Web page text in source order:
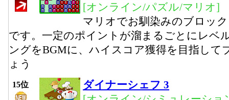
[オンライン/パズル/マリオ]
マリオでお馴染みのブロッ
です。一定のポイントが溜まるごとにレベ
ングをBGMに、ハイスコア獲得を目指して
ょう
15位
ダイナーシェフ 3